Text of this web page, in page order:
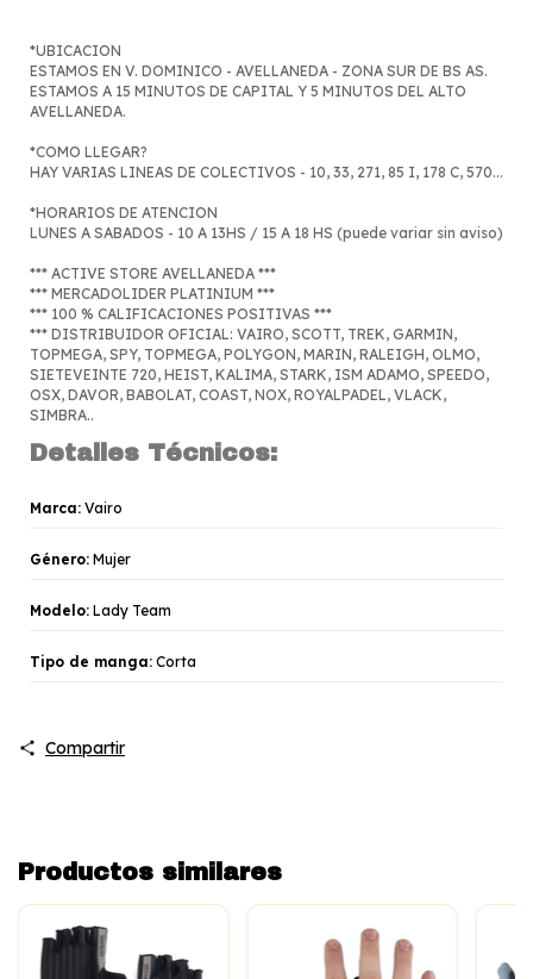
*UBICACION
ESTAMOS EN V. DOMINICO - AVELLANEDA - ZONA SUR DE BS AS.
ESTAMOS A 15 MINUTOS DE CAPITAL Y 5 MINUTOS DEL ALTO
AVELLANEDA.
*COMO LLEGAR?
HAY VARIAS LINEAS DE COLECTIVOS - 10, 33, 271, 85 I, 178 C, 570...
*HORARIOS DE ATENCION
LUNES A SABADOS - 10 A 13HS / 15 A 18 HS (puede variar sin aviso)
*** ACTIVE STORE AVELLANEDA ***
*** MERCADOLIDER PLATINIUM ***
*** 100 % CALIFICACIONES POSITIVAS ***
*** DISTRIBUIDOR OFICIAL: VAIRO, SCOTT, TREK, GARMIN,
TOPMEGA, SPY, TOPMEGA, POLYGON, MARIN, RALEIGH, OLMO,
SIETEVEINTE 720, HEIST, KALIMA, STARK, ISM ADAMO, SPEEDO,
OSX, DAVOR, BABOLAT, COAST, NOX, ROYALPADEL, VLACK,
SIMBRA..
Detalles Técnicos:
Marca: Vairo
Género: Mujer
Modelo: Lady Team
Tipo de manga: Corta
Compartir
Productos similares